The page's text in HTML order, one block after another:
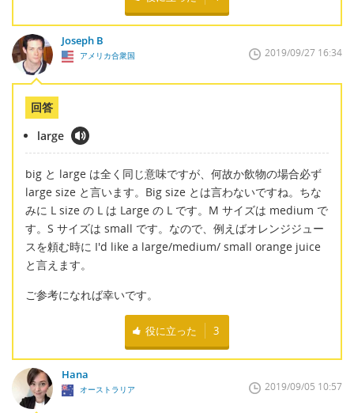
Joseph B
アメリカ合衆国 2019/09/27 16:34
回答
large
big と large は全く同じ意味ですが、何故か飲物の場合必ず
large size と言います。Big size とは言わないですね。ちな
みに L size の L は Large の L です。M サイズは medium で
す。S サイズは small です。なので、例えばオレンジジュー
スを頼む時に I'd like a large/medium/ small orange juice
と言えます。
ご参考になれば幸いです。
役に立った 3
Hana
オーストラリア 2019/09/05 10:57